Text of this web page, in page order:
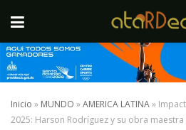
Inicio » MUNDO »AMERICA LATINA»
2025: Harson Rodríguez y su obra maestra